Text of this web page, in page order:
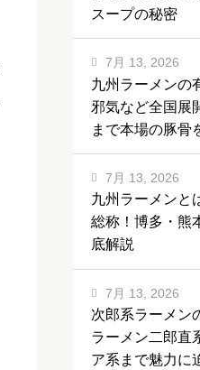
スープの秘密
九州ラーメンの
邪気など全国展
まで本場の豚骨
7月 13, 2026
九州ラーメンと
総称！博多・熊
底解説
7月 13, 2026
次郎系ラーメン
ラーメン二郎直
ア系まで魅力に
7月 13, 2026